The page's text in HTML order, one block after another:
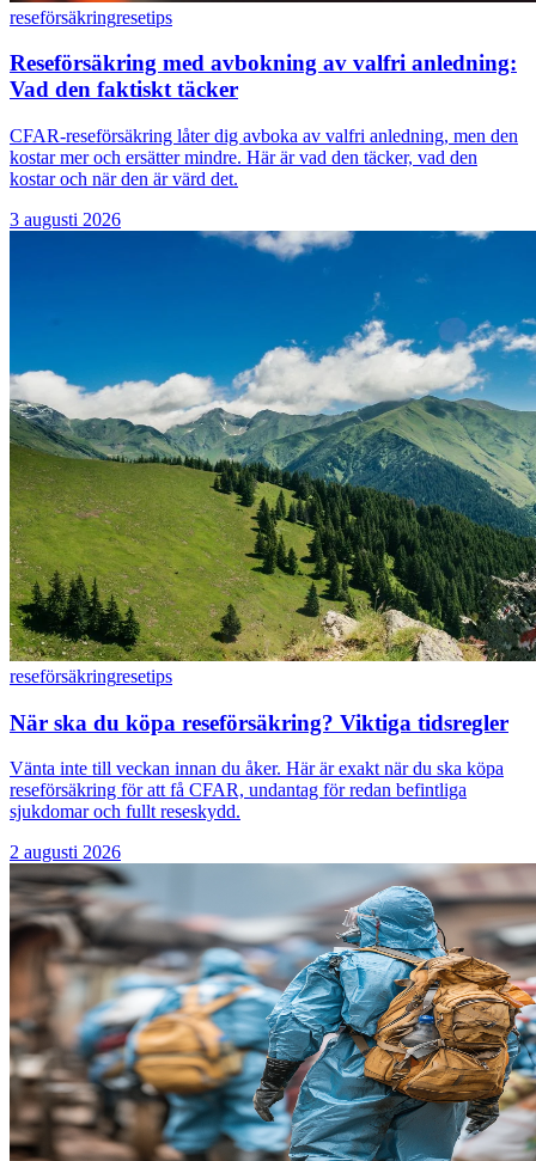
reseförsäkringresetips
Reseförsäkring med avbokning av valfri anledning:
Vad den faktiskt täcker
CFAR-reseförsäkring låter dig avboka av valfri anledning, men den
kostar mer och ersätter mindre. Här är vad den täcker, vad den
kostar och när den är värd det.
3 augusti 2026
reseförsäkringresetips
När ska du köpa reseförsäkring? Viktiga tidsregler
Vänta inte till veckan innan du åker. Här är exakt när du ska köpa
reseförsäkring för att få CFAR, undantag för redan befintliga
sjukdomar och fullt reseskydd.
2 augusti 2026